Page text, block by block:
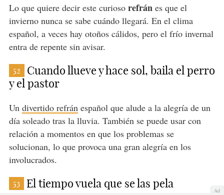
Lo que quiere decir este curioso refrán es que el
invierno nunca se sabe cuándo llegará. En el clima
español, a veces hay otoños cálidos, pero el frío invernal
entra de repente sin avisar.
52
Cuando llueve y hace sol, baila el perro
y el pastor
Un divertido refrán español que alude a la alegría de un
día soleado tras la lluvia. También se puede usar con
relación a momentos en que los problemas se
solucionan, lo que provoca una gran alegría en los
involucrados.
53 El tiempo vuela que se las pela
Ad